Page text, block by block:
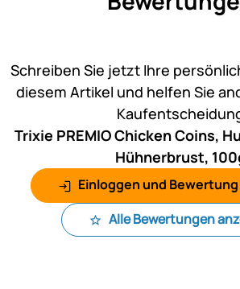
Schreiben Sie jetzt Ihre
diesem Artikel und helfen Sie
Trixie PREMIO Chicken Coins,
Hühnerbrust,
Einloggen und
Alle Bewertungen